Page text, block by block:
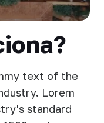
text of the
Lorem
standard